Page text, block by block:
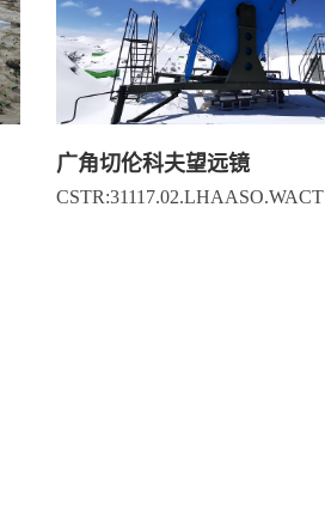
广角切伦科夫望远镜
CSTR:31117.02.LHAASO.WACT